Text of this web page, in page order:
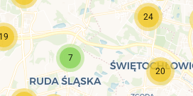
20
7
19
24